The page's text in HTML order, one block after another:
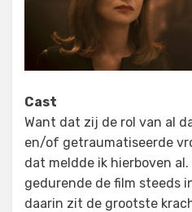
Cast
Want dat zij de rol van al
en/of getraumatiseerde
dat meldde ik hierboven al.
gedurende de film steeds
daarin zit de grootste